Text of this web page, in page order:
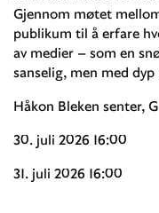
Gjennom møtet
publikum til å erfare
av medier – som en
sanselig, men med dyp
Håkon Bleken senter,
30. juli 2026 16:00
31. juli 2026 16:00